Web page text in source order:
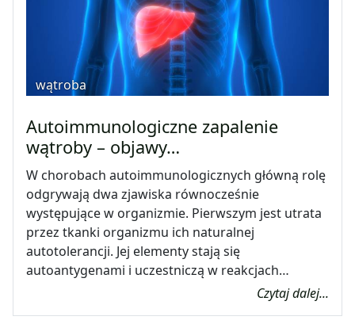
wątroba
Autoimmunologiczne zapalenie
wątroby – objawy…
W chorobach autoimmunologicznych główną rolę
odgrywają dwa zjawiska równocześnie
występujące w organizmie. Pierwszym jest utrata
przez tkanki organizmu ich naturalnej
autotolerancji. Jej elementy stają się
autoantygenami i uczestniczą w reakcjach…
Czytaj dalej...